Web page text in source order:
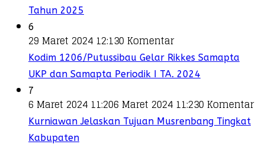
Tahun 2025
6
29 Maret 2024 12:130 Komentar
Kodim 1206/Putussibau Gelar Rikkes Samapta
UKP dan Samapta Periodik I TA. 2024
7
6 Maret 2024 11:206 Maret 2024 11:230 Komentar
Kurniawan Jelaskan Tujuan Musrenbang Tingkat
Kabupaten